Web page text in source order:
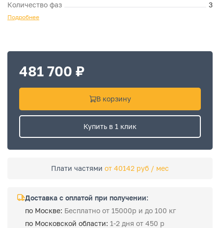
Количество фаз
3
Подробнее
481 700 ₽
В корзину
Купить в 1 клик
Плати частями от 40142 руб / мес
Доставка с оплатой при получении:
по Москве: Бесплатно от 15000р и до 100 кг
по Московской области: 1-2 дня от 450 р